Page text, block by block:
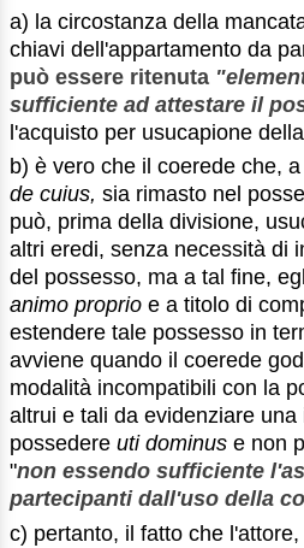
a) la circostanza della
chiavi dell'appartamento da
può essere ritenuta
sufficiente ad attestare il
l'acquisto per usucapione
b) è vero che il coerede che,
de cuius, sia rimasto nel
può, prima della divisione,
altri eredi, senza necessità di
del possesso, ma a tal fine,
animo proprio e a titolo di
estendere tale possesso in
avviene quando il coerede
modalità incompatibili con la
altrui e tali da evidenziare
possedere uti dominus e non
"non essendo sufficiente
partecipanti dall'uso della
c) pertanto, il fatto che